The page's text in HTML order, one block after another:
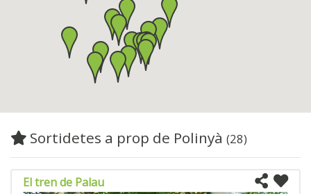
Sortidetes a prop de Polinyà (28)
El tren de Palau